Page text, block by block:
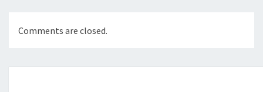
Comments are closed.